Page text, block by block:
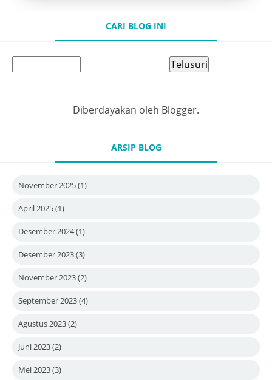
CARI BLOG INI
Diberdayakan oleh Blogger.
ARSIP BLOG
November 2025(1)
April 2025(1)
Desember 2024(1)
Desember 2023(3)
November 2023(2)
September 2023(4)
Agustus 2023(2)
Juni 2023(2)
Mei 2023(3)